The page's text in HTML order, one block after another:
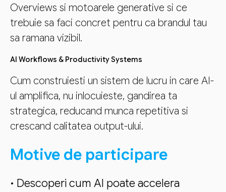
Overviews si motoarele generative si ce
trebuie sa faci concret pentru ca brandul tau
sa ramana vizibil.
AI Workflows & Productivity Systems
Cum construiesti un sistem de lucru in care AI-
ul amplifica, nu inlocuieste, gandirea ta
strategica, reducand munca repetitiva si
crescand calitatea output-ului.
Motive de participare
• Descoperi cum AI poate accelera